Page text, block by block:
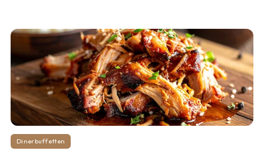
Dinerbuffetten